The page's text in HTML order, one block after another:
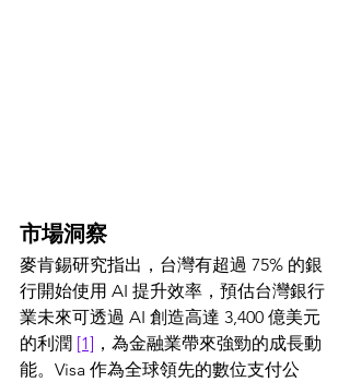
市場洞察
麥肯錫研究指出，台灣有超過 75% 的銀
行開始使用 AI 提升效率，預估台灣銀行
業未來可透過 AI 創造高達 3,400 億美元
的利潤 [1] ，為金融業帶來強勁的成長動
能。Visa 作為全球領先的數位支付公